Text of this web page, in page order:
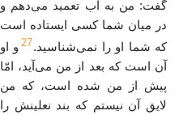
گفت: من به آب تعمید می‌دهم و
در میان شما کسی ایستاده است
که شما او را نمی‌شناسید.27 و او
آن است که بعد از من می‌آید، امّا
پیش از من شده است، که من
لایق آن نیستم که بند نعلینش را